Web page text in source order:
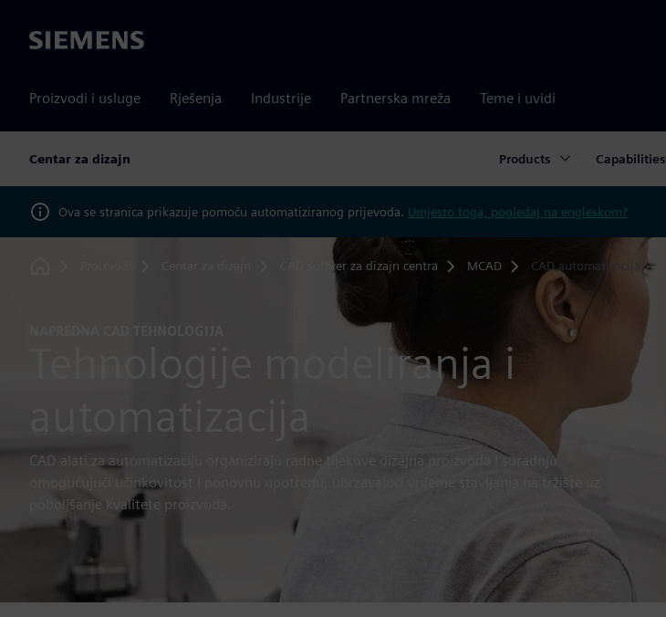
Siemens
Proizvodi i usluge Rješenja Industrije Partnerska mreža Teme i uvidi
Centar za dizajn Products Capabilities
Ova se stranica prikazuje pomoću automatiziranog prijevoda. Umjesto toga, pogledaj na engleskom?
CAD softver za dizajn centra MCAD CAD automatizacija
Tehnologije modeliranja i
CAD alati za automatizaciju organiziraju radne tijekove dizajna proizvoda i suradnju,
omogućujući učinkovitost i ponovnu upotrebu, ubrzavajući vrijeme stavljanja na tržište uz
poboljšanje kvalitete proizvoda.